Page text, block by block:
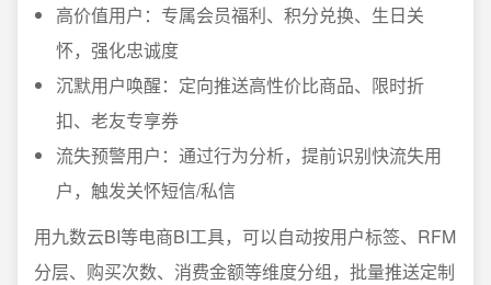
高价值用户：专属会员福利、积分兑换、生日关
怀，强化忠诚度
沉默用户唤醒：定向推送高性价比商品、限时折
扣、老友专享券
流失预警用户：通过行为分析，提前识别快流失用
户，触发关怀短信/私信
用九数云BI等电商BI工具，可以自动按用户标签、RFM
分层、购买次数、消费金额等维度分组，批量推送定制